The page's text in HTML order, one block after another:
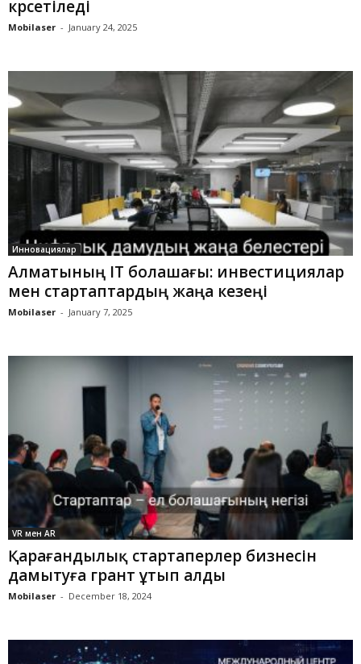
көрсетіледі
Mobilaser - January 24, 2025
Инновациялар
Алматының IT болашағы: инвестициялар
мен стартаптардың жаңа кезеңі
Mobilaser - January 7, 2025
VR мен AR
Қарағандылық стартаперлер бизнесін
дамытуға грант ұтып алды
Mobilaser - December 18, 2024